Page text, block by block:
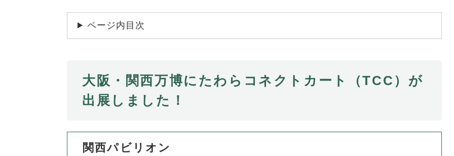
を
防災・安全
防
安
の
ー
子育て・教育
子
育
て
の
健康・医療・福祉
医
スポーツ・文化
ス
ページ内目次
大阪・関西万博にたわらコネクトカート（TCC）が
出展しました！
関西パビリオン